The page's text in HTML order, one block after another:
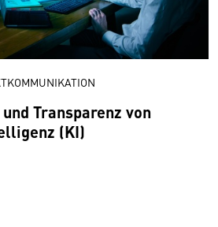
Transparenz von
(KI)